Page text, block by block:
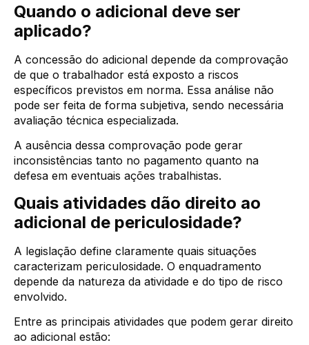
Quando o adicional deve ser
aplicado?
A concessão do adicional depende da comprovação
de que o trabalhador está exposto a riscos
específicos previstos em norma. Essa análise não
pode ser feita de forma subjetiva, sendo necessária
avaliação técnica especializada.
A ausência dessa comprovação pode gerar
inconsistências tanto no pagamento quanto na
defesa em eventuais ações trabalhistas.
Quais atividades dão direito ao
adicional de periculosidade?
A legislação define claramente quais situações
caracterizam periculosidade. O enquadramento
depende da natureza da atividade e do tipo de risco
envolvido.
Entre as principais atividades que podem gerar direito
ao adicional estão: